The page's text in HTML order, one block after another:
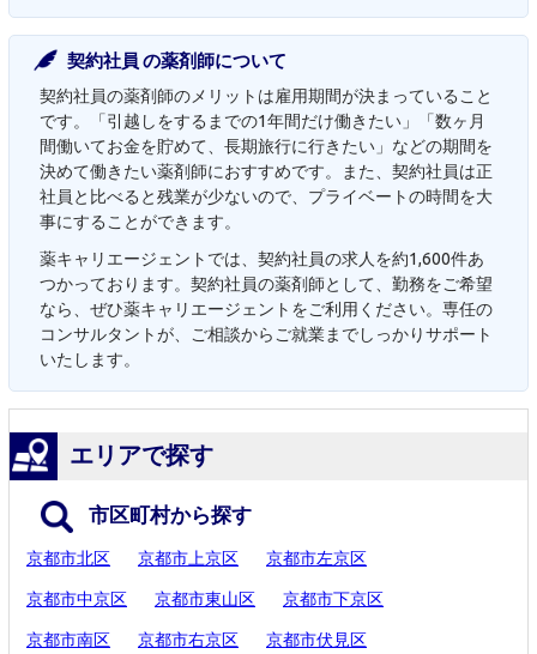
契約社員 の薬剤師について
契約社員の薬剤師のメリットは雇用期間が決まっていること
です。「引越しをするまでの1年間だけ働きたい」「数ヶ月
間働いてお金を貯めて、長期旅行に行きたい」などの期間を
決めて働きたい薬剤師におすすめです。また、契約社員は正
社員と比べると残業が少ないので、プライベートの時間を大
事にすることができます。
薬キャリエージェントでは、契約社員の求人を約1,600件あ
つかっております。契約社員の薬剤師として、勤務をご希望
なら、ぜひ薬キャリエージェントをご利用ください。専任の
コンサルタントが、ご相談からご就業までしっかりサポート
いたします。
エリアで探す
市区町村から探す
京都市北区 京都市上京区 京都市左京区
京都市中京区 京都市東山区 京都市下京区
京都市南区 京都市右京区 京都市伏見区